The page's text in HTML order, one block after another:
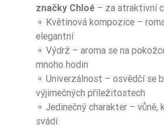
značky Chloé – za atraktivní
⚬ Květinová kompozice –
elegantní
⚬ Výdrž – aroma se na
mnoho hodin
⚬ Univerzálnost – osvědčí se
výjimečných příležitostech
⚬ Jedinečný charakter – vůně,
svádí